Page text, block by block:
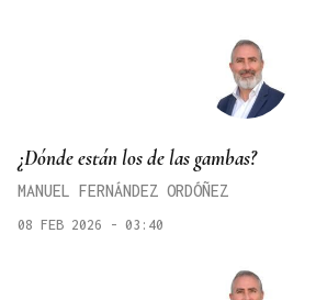
¿Dónde están los de las gambas?
MANUEL FERNÁNDEZ ORDÓÑEZ
08 FEB 2026 - 03:40